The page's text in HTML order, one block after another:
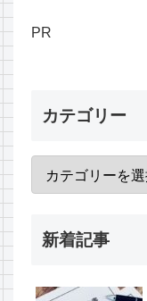
PR
カテゴリー
新着記事